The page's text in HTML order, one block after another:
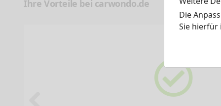
Die
Sie hierfür
Ihre Vorteile bei carwondo.de